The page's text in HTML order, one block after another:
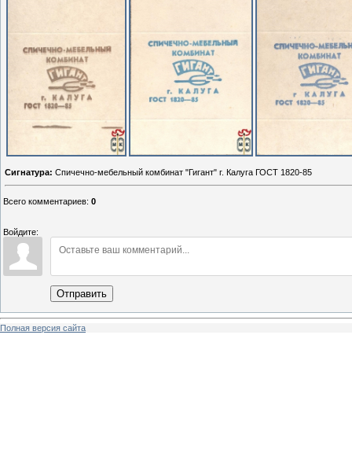
Сигнатура: Спичечно-мебельный комбинат "Гигант" г. Калуга ГОСТ 1820-85
Всего комментариев: 0
Войдите:
Отправить
Полная версия сайта